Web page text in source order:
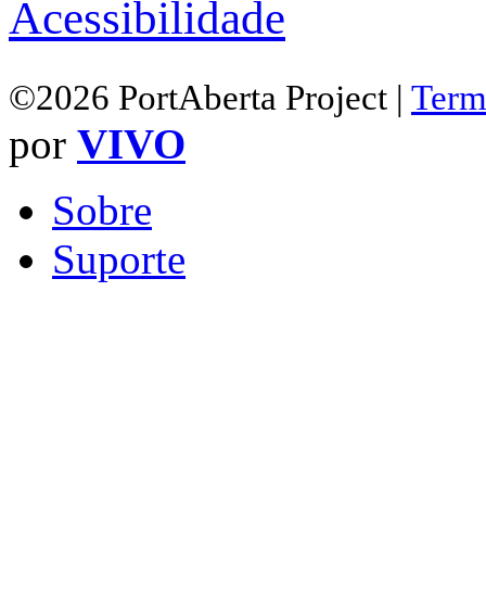
Acessibilidade
©2026 PortAberta Project |
por VIVO
Sobre
Suporte